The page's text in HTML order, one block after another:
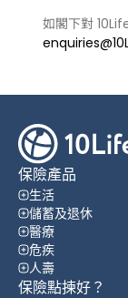
如閣下對
保險產品
生活
儲蓄及退休
醫療
危疾
人壽
保險點揀好？